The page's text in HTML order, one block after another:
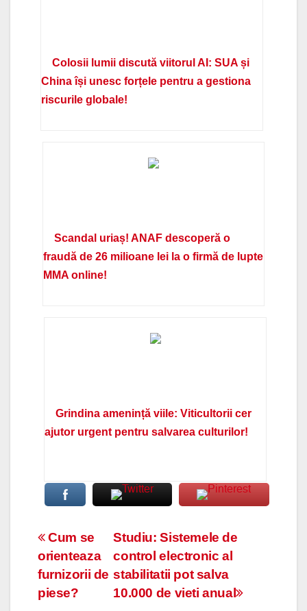
Colosii lumii discută viitorul AI: SUA și
China își unesc forțele pentru a gestiona
riscurile globale!
Scandal uriaș! ANAF descoperă o
fraudă de 26 milioane lei la o firmă de lupte
MMA online!
Grindina amenință viile: Viticultorii cer
ajutor urgent pentru salvarea culturilor!
Navigare
în
articole
Studiu: Sistemele de
control electronic al
stabilitatii pot salva
10.000 de vieti anual
Cum se
orienteaza
furnizorii de
piese?